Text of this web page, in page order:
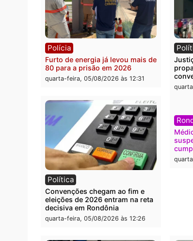
Polícia
O dinheiro do crime: PF
apreende R$ 2 milhões em Porto
Velho e expõe esquema
milionário de lavagem
quarta-feira, 05/08/2026 às 12:46
Polícia
Furto de energia já levou mais de
80 para a prisão em 2026
quarta-feira, 05/08/2026 às 12:31